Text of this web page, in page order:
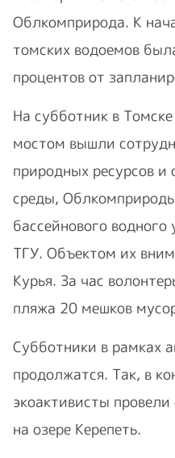
Облкомприрода. К
томских водоемов
процентов от
На субботник в
мостом вышли
природных ресурсов
среды,
бассейнового
ТГУ. Объектом их
Курья. За час
пляжа 20 мешков
Субботники в рамках
продолжатся. Так, в
экоактивисты
на озере Керепеть.